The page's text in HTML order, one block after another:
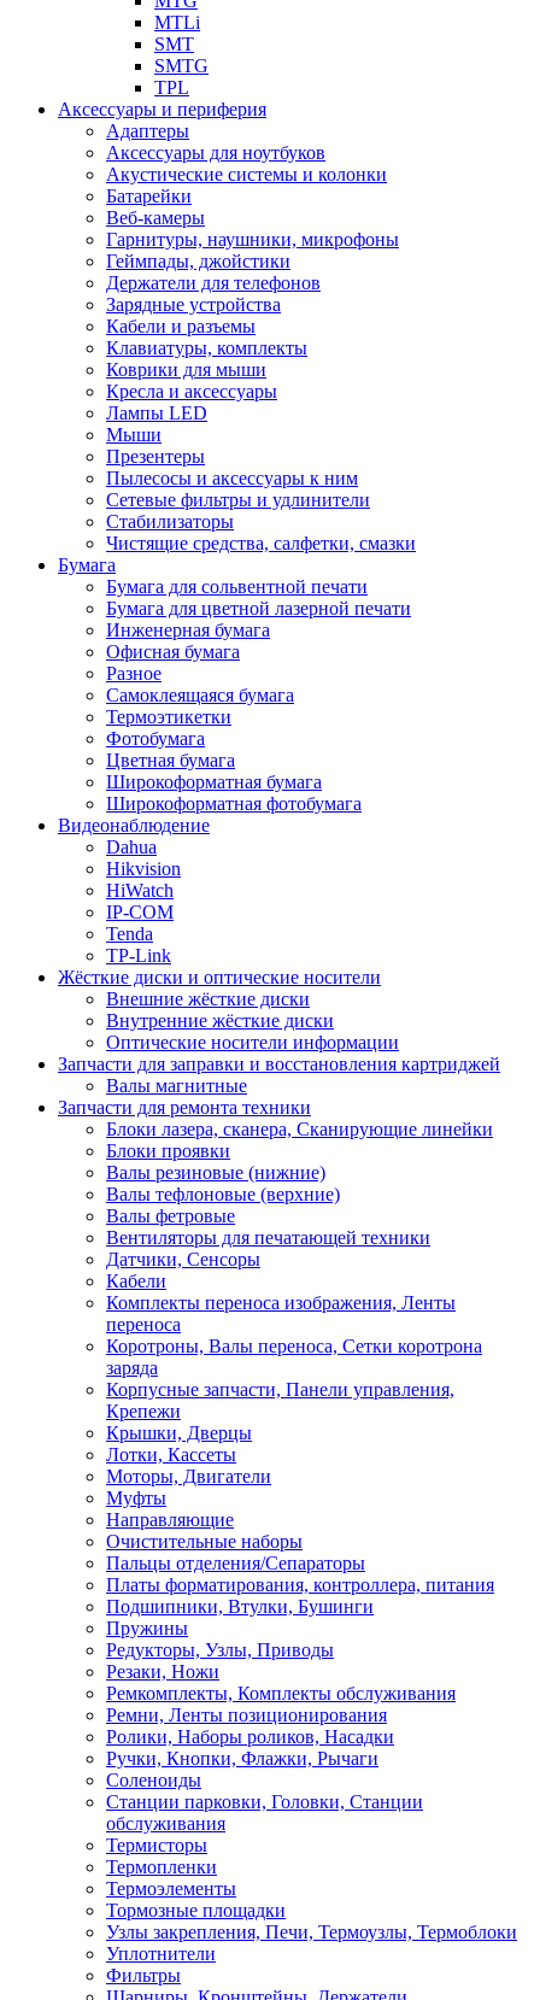
MTLi
SMT
SMTG
TPL
Аксессуары и периферия
Адаптеры
Аксессуары для ноутбуков
Акустические системы и колонки
Батарейки
Веб-камеры
Гарнитуры, наушники, микрофоны
Геймпады, джойстики
Держатели для телефонов
Зарядные устройства
Кабели и разъемы
Клавиатуры, комплекты
Коврики для мыши
Кресла и аксессуары
Лампы LED
Мыши
Презентеры
Пылесосы и аксессуары к ним
Сетевые фильтры и удлинители
Стабилизаторы
Чистящие средства, салфетки, смазки
Бумага
Бумага для сольвентной печати
Бумага для цветной лазерной печати
Инженерная бумага
Офисная бумага
Разное
Самоклеящаяся бумага
Термоэтикетки
Фотобумага
Цветная бумага
Широкоформатная бумага
Широкоформатная фотобумага
Видеонаблюдение
Dahua
Hikvision
HiWatch
IP-COM
Tenda
TP-Link
Жёсткие диски и оптические носители
Внешние жёсткие диски
Внутренние жёсткие диски
Оптические носители информации
Запчасти для заправки и восстановления картриджей
Валы магнитные
Запчасти для ремонта техники
Блоки лазера, сканера, Сканирующие линейки
Блоки проявки
Валы резиновые (нижние)
Валы тефлоновые (верхние)
Валы фетровые
Вентиляторы для печатающей техники
Датчики, Сенсоры
Кабели
Комплекты переноса изображения, Ленты
переноса
Коротроны, Валы переноса, Сетки коротрона
заряда
Корпусные запчасти, Панели управления,
Крепежи
Крышки, Дверцы
Лотки, Кассеты
Моторы, Двигатели
Муфты
Направляющие
Очистительные наборы
Пальцы отделения/Сепараторы
Платы форматирования, контроллера, питания
Подшипники, Втулки, Бушинги
Пружины
Редукторы, Узлы, Приводы
Резаки, Ножи
Ремкомплекты, Комплекты обслуживания
Ремни, Ленты позиционирования
Ролики, Наборы роликов, Насадки
Ручки, Кнопки, Флажки, Рычаги
Соленоиды
Станции парковки, Головки, Станции
обслуживания
Термисторы
Термопленки
Термоэлементы
Тормозные площадки
Узлы закрепления, Печи, Термоузлы, Термоблоки
Уплотнители
Фильтры